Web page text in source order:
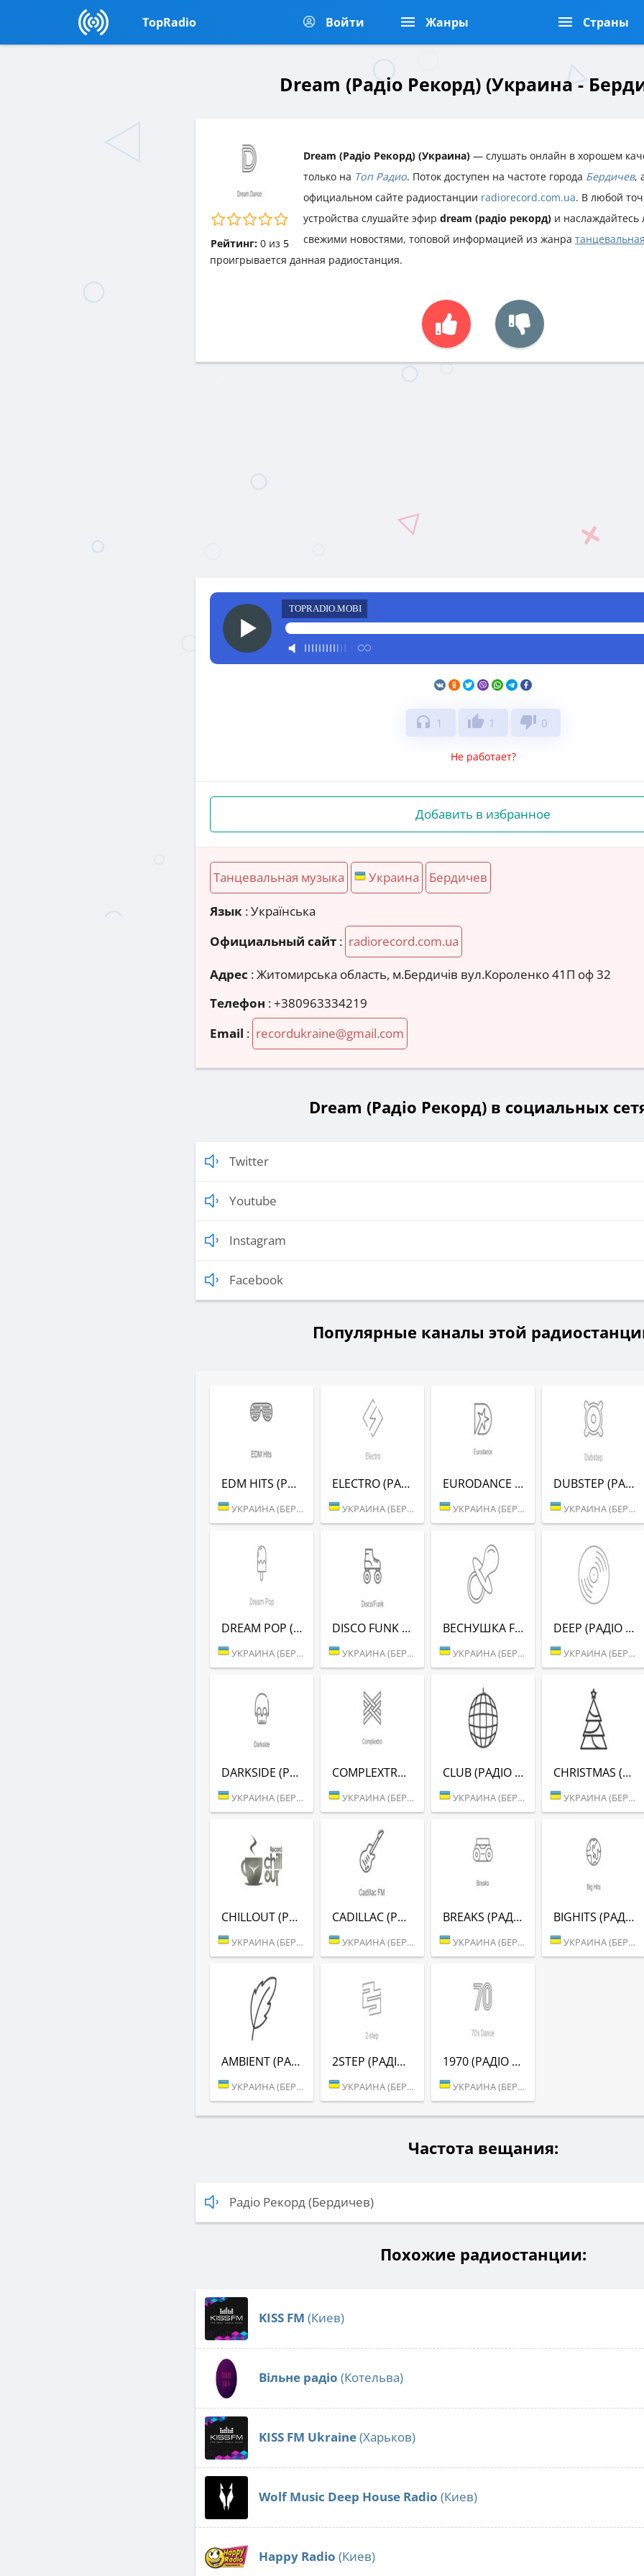
TopRadio Войти Жанры Страны
Dream (Радіо Рекорд) (Украина -
Рейтинг: 0из 5
Dream (Радіо Рекорд) (Украина) — слушать онлайн в хорошем
только на Топ Радио. Поток доступен на частоте города Бердичев,
официальном сайте радиостанции radiorecord.com.ua. В любой
устройства слушайте эфир dream (радіо рекорд) и
свежими новостями, топовой информацией из жанра
проигрывается данная радиостанция.
TOPRADIO.MOBI
headphones 1 thumb_up 1 thumb_down 0
Не работает?
Добавить в избранное
Танцевальная музыка Украина Бердичев
Язык : Українська
Официальный сайт : radiorecord.com.ua
Адрес :Житомирська область, м.Бердичів вул.Короленко 41П оф 32
Телефон :+380963334219
Email : recordukraine@gmail.com
Dream (Радіо Рекорд) в социальных
Twitter
Youtube
Instagram
Facebook
Популярные каналы этой
EDM HITS (РАДІО РЕКОРД)
УКРАИНА (БЕРДИЧЕВ)
ELECTRO (РАДІО РЕКОРД)
УКРАИНА (БЕРДИЧЕВ)
EURODANCE (РАДІО РЕКОРД)
УКРАИНА (БЕРДИЧЕВ)
DUBSTEP (РАДІО РЕКОРД)
УКРАИНА (БЕРДИЧЕВ)
DREAM POP (РАДІО РЕКОРД)
УКРАИНА (БЕРДИЧЕВ)
DISCO FUNK (РАДІО РЕКОРД)
УКРАИНА (БЕРДИЧЕВ)
ВЕСНУШКА FM (РАДІО РЕКОРД)
УКРАИНА (БЕРДИЧЕВ)
DEEP (РАДІО РЕКОРД)
УКРАИНА (БЕРДИЧЕВ)
DARKSIDE (РАДІО РЕКОРД)
УКРАИНА (БЕРДИЧЕВ)
COMPLEXTRO (РАДІО РЕКОРД)
УКРАИНА (БЕРДИЧЕВ)
CLUB (РАДІО РЕКОРД)
УКРАИНА (БЕРДИЧЕВ)
CHRISTMAS (РАДІО РЕКОРД)
УКРАИНА (БЕРДИЧЕВ)
CHILLOUT (РАДІО РЕКОРД)
УКРАИНА (БЕРДИЧЕВ)
CADILLAC (РАДІО РЕКОРД)
УКРАИНА (БЕРДИЧЕВ)
BREAKS (РАДІО РЕКОРД)
УКРАИНА (БЕРДИЧЕВ)
BIGHITS (РАДІО РЕКОРД)
УКРАИНА (БЕРДИЧЕВ)
AMBIENT (РАДІО РЕКОРД)
УКРАИНА (БЕРДИЧЕВ)
2STEP (РАДІО РЕКОРД)
УКРАИНА (БЕРДИЧЕВ)
1970 (РАДІО РЕКОРД)
УКРАИНА (БЕРДИЧЕВ)
Частота вещания:
Радіо Рекорд (Бердичев)
Похожие радиостанции:
KISS FM (Киев)
Вільне радіо (Котельва)
KISS FM Ukraine(Харьков)
Wolf Music Deep House Radio (Киев)
Happy Radio (Киев)